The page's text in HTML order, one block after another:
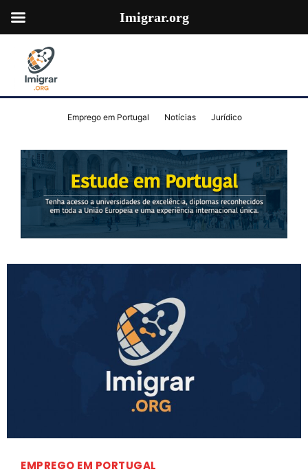
Emprego em Portugal Notícias Jurídico
EMPREGO EM PORTUGAL
Imigrar.org